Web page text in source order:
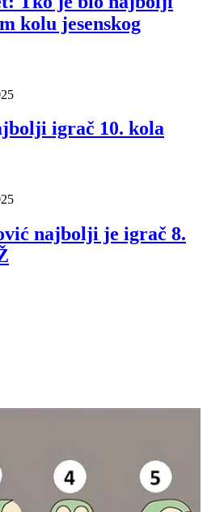
kolu jesenskog
igrač 10. kola
najbolji je igrač 8.